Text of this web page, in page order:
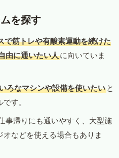
を探す
で筋トレや有酸素運動を続けた
由に通いたい人に向いていま
ろなマシンや設備を使いたい と
す。
事帰りにも通いやすく、大型施
などを使える場合もありま